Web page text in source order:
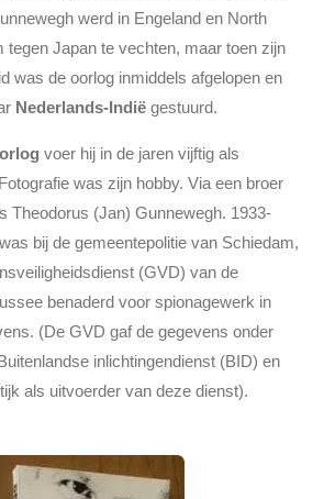
werd in Engeland en North
tegen Japan te vechten, maar toen zijn
was de oorlog inmiddels afgelopen en
Nederlands-Indië gestuurd.
voer hij in de jaren vijftig als
was zijn hobby. Via een broer
Theodorus (Jan) Gunnewegh. 1933-
bij de gemeentepolitie van Schiedam,
(GVD) van de
benaderd voor spionagewerk in
(De GVD gaf de gegevens onder
inlichtingendienst (BID) en
als uitvoerder van deze dienst).